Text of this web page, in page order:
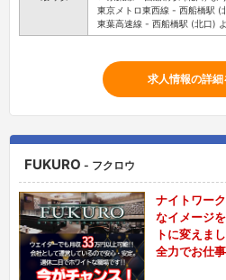
東京メトロ東西線 - 西船橋駅 (
東葉高速線 - 西船橋駅 (北口)
求人情報の詳細
FUKURO - フクロウ
ナイトワー
なイメージ
トに変えま
全力でお仕